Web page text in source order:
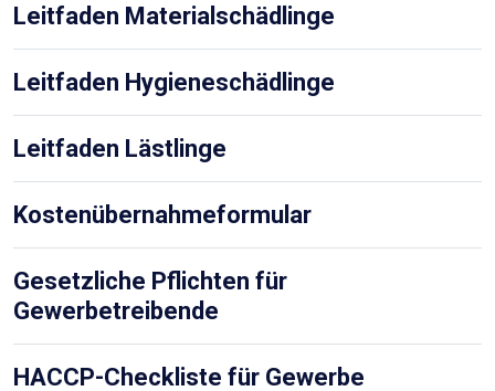
Leitfaden Materialschädlinge
Leitfaden Hygieneschädlinge
Leitfaden Lästlinge
Kostenübernahmeformular
Gesetzliche Pflichten für
Gewerbetreibende
HACCP-Checkliste für Gewerbe